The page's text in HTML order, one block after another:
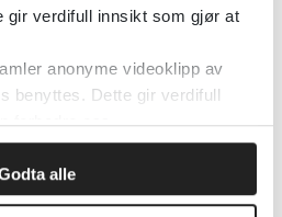
gir verdifull innsikt som gjør at
anonyme videoklipp av
benyttes. Dette gir verdifull
forbedre oss.
alle
helsearbeid
Psykisk helsearbeid